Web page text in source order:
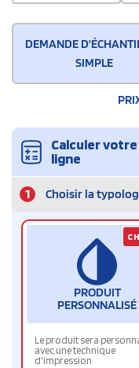
DEMANDE
SIMPLE
Calculer
ligne
1 Choisir la
PRODUIT
PERSONNALISÉ
Le produit sera
avec une technique
d'impression